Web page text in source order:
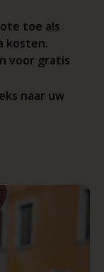
toe als
kosten.
voor gratis
naar uw